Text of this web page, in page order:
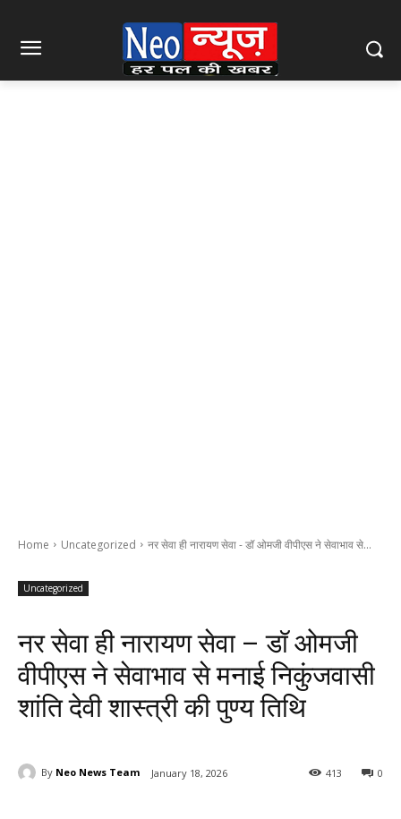
Home Uncategorized नर सेवा ही नारायण सेवा - डॉ ओमजी वीपीएस ने सेवाभाव से...
Uncategorized
नर सेवा ही नारायण सेवा – डॉ ओमजी
वीपीएस ने सेवाभाव से मनाई निकुंजवासी
शांति देवी शास्त्री की पुण्य तिथि
By Neo News Team January 18, 2026 0
413